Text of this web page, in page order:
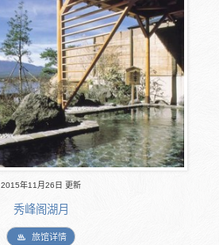
2015年11月26日 更新
秀峰阁湖月
旅馆详情